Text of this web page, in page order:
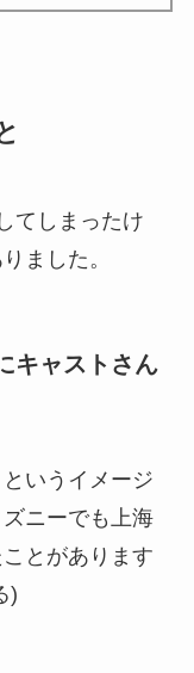
てしまったけ
ました。
キャストさん
いうイメージ
ニーでも上海
とがあります
)